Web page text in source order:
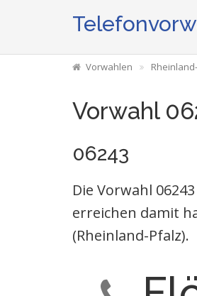
Vorwahlen
Vorwahl
06243
Die Vorwahl
erreichen damit
(Rheinland-Pfalz).